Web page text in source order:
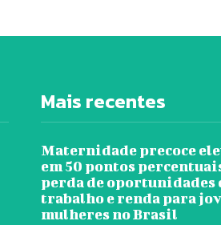
Mais recentes
Maternidade precoce
em 50 pontos
perda de oportunidades
trabalho e renda para
mulheres no Brasil